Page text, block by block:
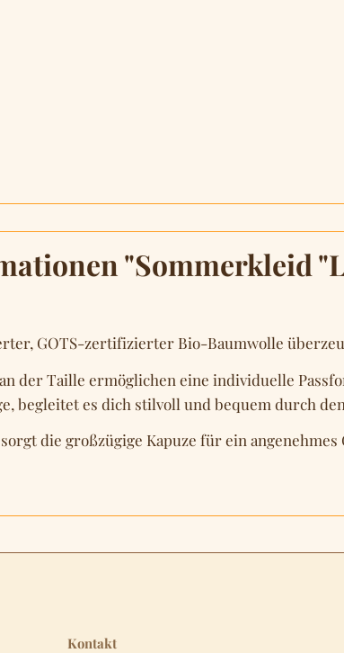
"Sommerkleid
GOTS-zertifizierter Bio-Baumwolle
der Taille ermöglichen eine individuelle
begleitet es dich stilvoll und bequem durch
die großzügige Kapuze für ein
Kontakt